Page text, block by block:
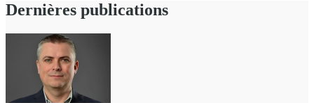
Dernières publications